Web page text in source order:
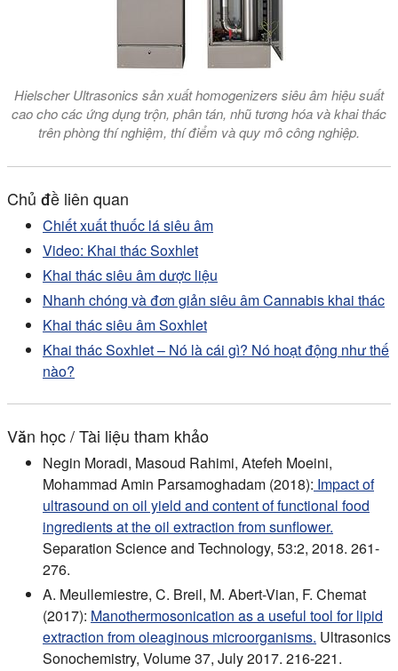
Hielscher Ultrasonics sản xuất homogenizers siêu âm hiệu suất
cao cho các ứng dụng trộn, phân tán, nhũ tương hóa và khai thác
trên phòng thí nghiệm, thí điểm và quy mô công nghiệp.
Chủ đề liên quan
Chiết xuất thuốc lá siêu âm
Video: Khai thác Soxhlet
Khai thác siêu âm dược liệu
Nhanh chóng và đơn giản siêu âm Cannabis khai thác
Khai thác siêu âm Soxhlet
Khai thác Soxhlet – Nó là cái gì? Nó hoạt động như thế
nào?
Văn học / Tài liệu tham khảo
Negin Moradi, Masoud Rahimi, Atefeh Moeini,
Mohammad Amin Parsamoghadam (2018): Impact of
ultrasound on oil yield and content of functional food
ingredients at the oil extraction from sunflower.
Separation Science and Technology, 53:2, 2018. 261-
276.
A. Meullemiestre, C. Breil, M. Abert-Vian, F. Chemat
(2017): Manothermosonication as a useful tool for lipid
extraction from oleaginous microorganisms. Ultrasonics
Sonochemistry, Volume 37, July 2017. 216-221.